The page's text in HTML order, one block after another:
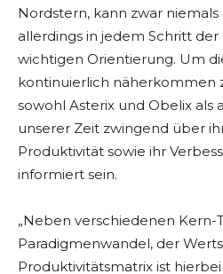
Nordstern, kann zwar
allerdings in jedem Schritt
wichtigen Orientierung. Um
kontinuierlich näherkommen
sowohl Asterix und Obelix
unserer Zeit zwingend über
Produktivität sowie ihr
informiert sein.
„Neben verschiedenen Kern-
Paradigmenwandel, der
Produktivitätsmatrix ist